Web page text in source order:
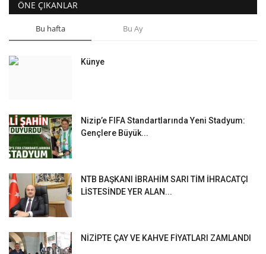
ÖNE ÇIKANLAR
Bu hafta Bu Ay
Künye
Nizip’e FIFA Standartlarında Yeni Stadyum:
Gençlere Büyük...
NTB BAŞKANI İBRAHİM SARI TİM İHRACATÇI
LİSTESİNDE YER ALAN...
NİZİPTE ÇAY VE KAHVE FİYATLARI ZAMLANDI